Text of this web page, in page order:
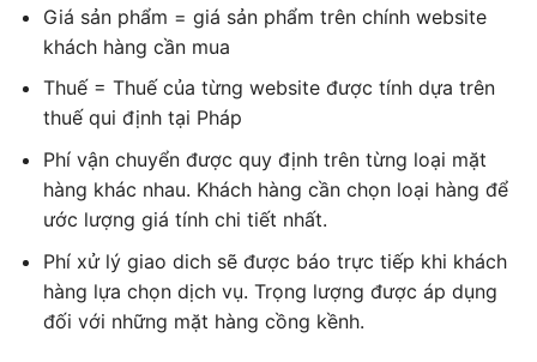
Giá sản phẩm = giá sản phẩm trên chính website
khách hàng cần mua
Thuế = Thuế của từng website được tính dựa trên
thuế qui định tại Pháp
Phí vận chuyển được quy định trên từng loại mặt
hàng khác nhau. Khách hàng cần chọn loại hàng để
ước lượng giá tính chi tiết nhất.
Phí xử lý giao dich sẽ được báo trực tiếp khi khách
hàng lựa chọn dịch vụ. Trọng lượng được áp dụng
đối với những mặt hàng cồng kềnh.